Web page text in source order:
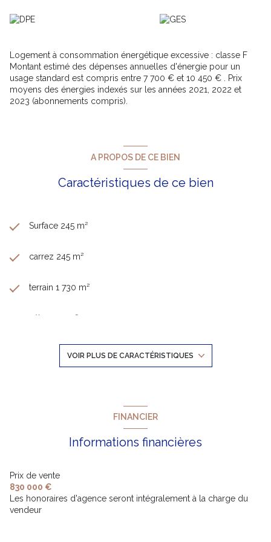
Garage de 28 m², atelier, serre, multiples stationnements.
propriété signature sur le Faron.
Un bien pour acquéreur visionnaire, sensible au charme
et à la valorisation patrimoniale.
Logement à consommation énergétique excessive : classe F
Montant estimé des dépenses annuelles d'énergie pour un
usage standard est compris entre 7 700 € et 10 450 € . Prix
moyens des énergies indexés sur les années 2021, 2022 et
2023 (abonnements compris).
A PROPOS DE CE BIEN
Caractéristiques de ce bien
Surface 245 m²
carrez 245 m²
terrain 1 730 m²
séjour 37 m²
construit en 1934
cuisine séparée
Chauffage individuel : chaudière (fioul)
VOIR PLUS DE CARACTÉRISTIQUES
FINANCIER
Informations financières
Prix de vente
830 000 €
Les honoraires d'agence seront intégralement à la charge du
vendeur